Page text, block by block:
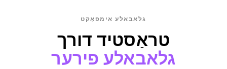
גלאבאלע אימפּאַקט
טראַסטיד דורך
גלאבאלע פירער